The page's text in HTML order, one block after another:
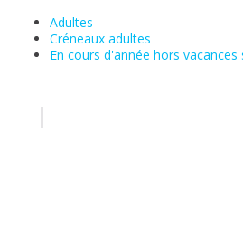
Adultes
Créneaux adultes
En cours d'année hors vacances